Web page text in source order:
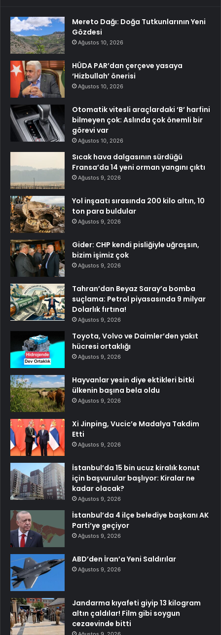
Mereto Dağı: Doğa Tutkunlarının Yeni
Gözdesi
Ağustos 10, 2026
HÜDA PAR’dan çerçeve yasaya
‘Hizbullah’ önerisi
Ağustos 10, 2026
Otomatik vitesli araçlardaki ‘B’ harfini
bilmeyen çok: Aslında çok önemli bir
görevi var
Ağustos 10, 2026
Sıcak hava dalgasının sürdüğü
Fransa’da 14 yeni orman yangını çıktı
Ağustos 9, 2026
Yol inşaatı sırasında 200 kilo altın, 10
ton para buldular
Ağustos 9, 2026
Gider: CHP kendi pisliğiyle uğraşsın,
bizim işimiz çok
Ağustos 9, 2026
Tahran’dan Beyaz Saray’a bomba
suçlama: Petrol piyasasında 9 milyar
Dolarlık fırtına!
Ağustos 9, 2026
Toyota, Volvo ve Daimler’den yakıt
hücresi ortaklığı
Ağustos 9, 2026
Hayvanlar yesin diye ektikleri bitki
ülkenin başına bela oldu
Ağustos 9, 2026
Xi Jinping, Vucic’e Madalya Takdim
Etti
Ağustos 9, 2026
İstanbul’da 15 bin ucuz kiralık konut
için başvurular başlıyor: Kiralar ne
kadar olacak?
Ağustos 9, 2026
İstanbul’da 4 ilçe belediye başkanı AK
Parti’ye geçiyor
Ağustos 9, 2026
ABD’den İran’a Yeni Saldırılar
Ağustos 9, 2026
Jandarma kıyafeti giyip 13 kilogram
altın çaldılar! Film gibi soygun
cezaevinde bitti